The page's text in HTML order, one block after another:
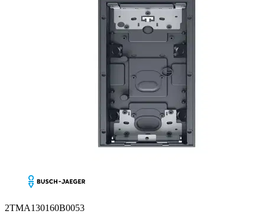
2TMA130160B0053